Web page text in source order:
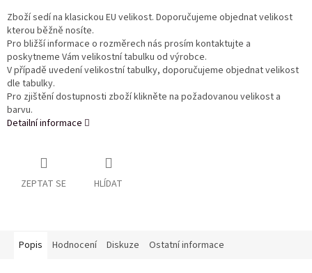
Zboží sedí na klasickou EU velikost. Doporučujeme objednat velikost
kterou běžně nosíte.
Pro bližší informace o rozměrech nás prosím kontaktujte a
poskytneme Vám velikostní tabulku od výrobce.
V případě uvedení velikostní tabulky, doporučujeme objednat velikost
dle tabulky.
Pro zjištění dostupnosti zboží klikněte na požadovanou velikost a
barvu.
Detailní informace
ZEPTAT SE HLÍDAT
Popis Hodnocení Diskuze Ostatní informace